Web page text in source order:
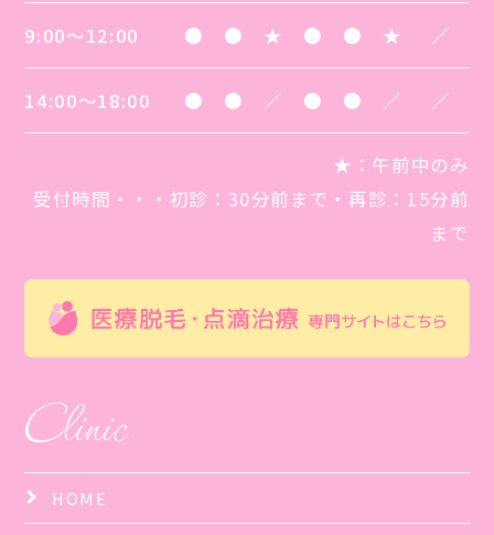
9:00～12:00 ● ● ★ ● ● ★ ／
14:00～18:00 ● ● ／ ● ● ／ ／
★ ：午前中のみ
受付時間・・・初診：30分前まで・再診：15分前
まで
Clinic
HOME